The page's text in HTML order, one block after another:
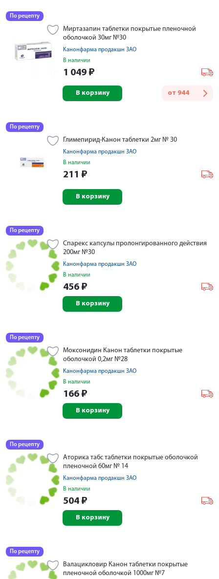
По рецепту
Миртазапин таблетки покрытые пленочной
оболочкой 30мг №30
Канонфарма продакшн ЗАО
В наличии
1 049 ₽
от 944
В корзину
По рецепту
Глимепирид-Канон таблетки 2мг № 30
Канонфарма продакшн ЗАО
В наличии
211 ₽
В корзину
По рецепту
Спарекс капсулы пролонгированного действия
200мг №30
Канонфарма продакшн ЗАО
В наличии
456 ₽
В корзину
По рецепту
Моксонидин Канон таблетки покрытые
оболочкой 0,2мг №28
Канонфарма продакшн ЗАО
В наличии
166 ₽
В корзину
По рецепту
Аторика табс таблетки покрытые оболочкой
пленочной 60мг № 14
Канонфарма продакшн ЗАО
В наличии
504 ₽
В корзину
По рецепту
Валацикловир Канон таблетки покрытые
пленочной оболочкой 1000мг №7